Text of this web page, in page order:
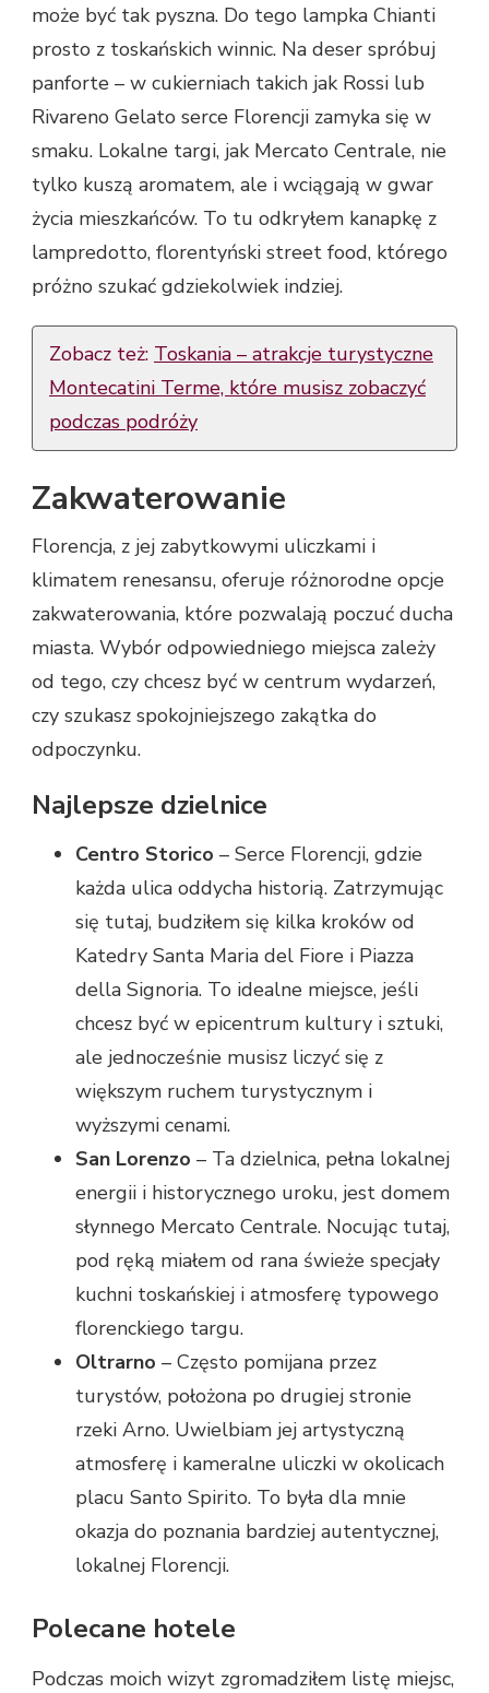
może być tak pyszna. Do tego lampka Chianti
prosto z toskańskich winnic. Na deser spróbuj
panforte – w cukierniach takich jak Rossi lub
Rivareno Gelato serce Florencji zamyka się w
smaku. Lokalne targi, jak Mercato Centrale, nie
tylko kuszą aromatem, ale i wciągają w gwar
życia mieszkańców. To tu odkryłem kanapkę z
lampredotto, florentyński street food, którego
próżno szukać gdziekolwiek indziej.
Zobacz też: Toskania – atrakcje turystyczne
Montecatini Terme, które musisz zobaczyć
podczas podróży
Zakwaterowanie
Florencja, z jej zabytkowymi uliczkami i
klimatem renesansu, oferuje różnorodne opcje
zakwaterowania, które pozwalają poczuć ducha
miasta. Wybór odpowiedniego miejsca zależy
od tego, czy chcesz być w centrum wydarzeń,
czy szukasz spokojniejszego zakątka do
odpoczynku.
Najlepsze dzielnice
Centro Storico – Serce Florencji, gdzie
każda ulica oddycha historią. Zatrzymując
się tutaj, budziłem się kilka kroków od
Katedry Santa Maria del Fiore i Piazza
della Signoria. To idealne miejsce, jeśli
chcesz być w epicentrum kultury i sztuki,
ale jednocześnie musisz liczyć się z
większym ruchem turystycznym i
wyższymi cenami.
San Lorenzo – Ta dzielnica, pełna lokalnej
energii i historycznego uroku, jest domem
słynnego Mercato Centrale. Nocując tutaj,
pod ręką miałem od rana świeże specjały
kuchni toskańskiej i atmosferę typowego
florenckiego targu.
Oltrarno – Często pomijana przez
turystów, położona po drugiej stronie
rzeki Arno. Uwielbiam jej artystyczną
atmosferę i kameralne uliczki w okolicach
placu Santo Spirito. To była dla mnie
okazja do poznania bardziej autentycznej,
lokalnej Florencji.
Polecane hotele
Podczas moich wizyt zgromadziłem listę miejsc,